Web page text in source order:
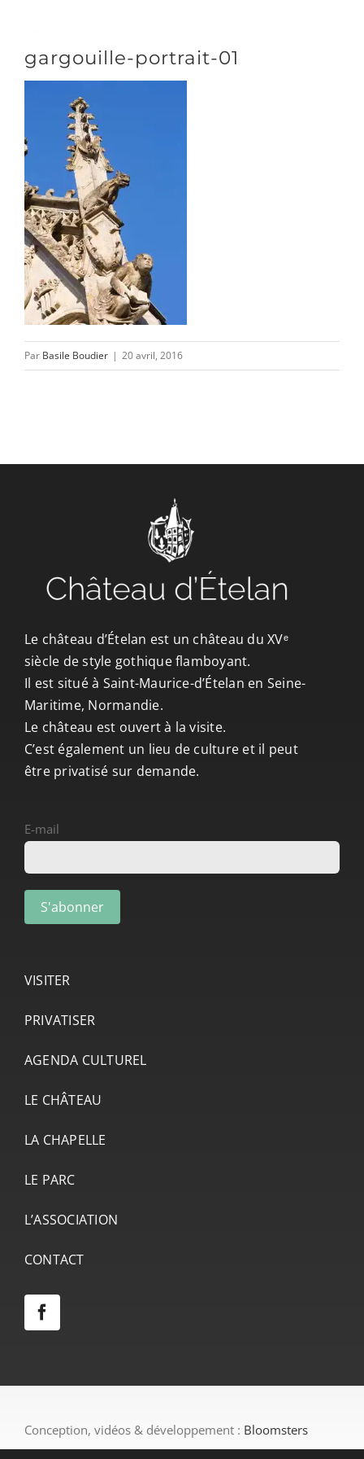
contenu
L’ASSOCIATION
CONTACT/ACCÈS
gargouille-portrait-01
Par Basile Boudier | 20 avril, 2016
Le château d’Ételan est un château du XVᵉ
siècle de style gothique flamboyant.
Il est situé à Saint-Maurice-d’Ételan en Seine-
Maritime, Normandie.
Le château est ouvert à la visite.
C’est également un lieu de culture et il peut
être privatisé sur demande.
E-mail
VISITER
PRIVATISER
AGENDA CULTUREL
LE CHÂTEAU
LA CHAPELLE
LE PARC
L’ASSOCIATION
CONTACT
Conception, vidéos & développement : Bloomsters